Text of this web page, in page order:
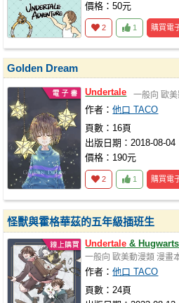
價格：50元
2 1 購買電
Golden Dream
Undertale 一般向 歐
作者：他口 TACO
頁數：16頁
出版日期：2018-08-04
價格：190元
2 1 購買電
怪獸與霍格華茲的五年級插班生
Undertale &
一般向 歐美動漫類 漫畫
作者：他口 TACO
頁數：24頁